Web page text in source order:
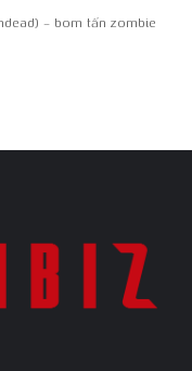
– bom tấn zombie